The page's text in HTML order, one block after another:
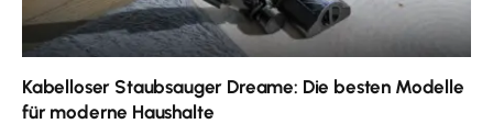
Kabelloser Staubsauger Dreame: Die besten Modelle
für moderne Haushalte